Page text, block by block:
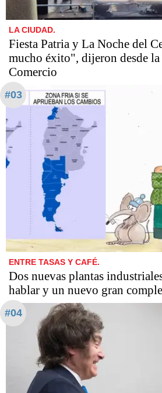
LA CIUDAD.
Fiesta Patria y La Noche del
mucho éxito", dijeron desde la
Comercio
#03
ENTRE TASAS Y CAFÉ.
Dos nuevas plantas
hablar y un nuevo gran
#04